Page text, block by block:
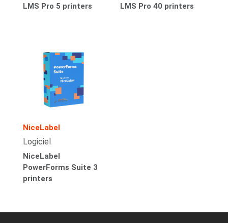
LMS Pro 5 printers LMS Pro 40 printers
NiceLabel
Logiciel
NiceLabel
PowerForms Suite 3
printers